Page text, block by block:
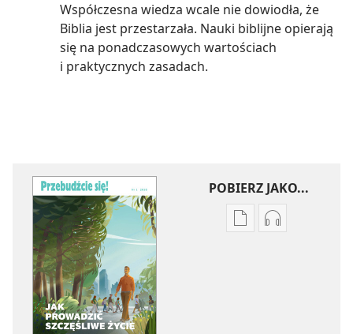
Współczesna wiedza wcale nie dowiodła, że
Biblia jest przestarzała. Nauki biblijne opierają
się na ponadczasowych wartościach
i praktycznych zasadach.
POBIERZ JAKO...
UstawieniaUstawienia